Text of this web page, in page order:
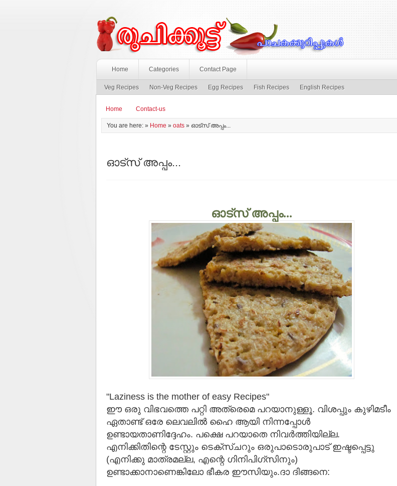
Home Categories Contact Page
Veg Recipes Non-Veg Recipes Egg Recipes Fish Recipes English Recipes
Home Contact-us
You are here: » Home » oats » ഓട്സ് അപ്പം...
ഓട്സ് അപ്പം...
ഓട്സ് അപ്പം...
"Laziness is the mother of easy Recipes"
ഈ ഒരു വിഭവത്തെ പറ്റി അത്രെമെ പറയാനുള്ളൂ. വിശപ്പും കുഴിമടീം
ഏതാണ്ട് ഒരേ ലെവലിൽ ഹൈ ആയി നിന്നപ്പോൾ
ഉണ്ടായതാണിദ്ദേഹം. പക്ഷെ പറയാതെ നിവർത്തിയില്ല.
എനിക്കിതിന്റെ ടേസ്റ്റും ടെക്സ്ചറും ഒരുപാടൊരുപാട് ഇഷ്ടപ്പെട്ടു
(എനിക്കു മാത്രമല്ല, എന്റെ ഗിനിപിഗ്‌സിനും‌)
ഉണ്ടാക്കാനാണെങ്കിലോ ഭീകര ഈസിയും.ദാ ദിങ്ങനെ: